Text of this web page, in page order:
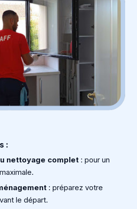
:
nettoyage complet : pour un
: préparez votre
le départ.